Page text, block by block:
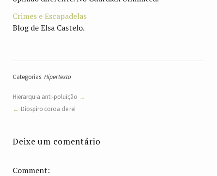
Crimes e Escapadelas
Blog de Elsa Castelo.
Categorias: Hipertexto
Hierarquia anti-poluição
Diospiro coroa de rei
Deixe um comentário
Comment